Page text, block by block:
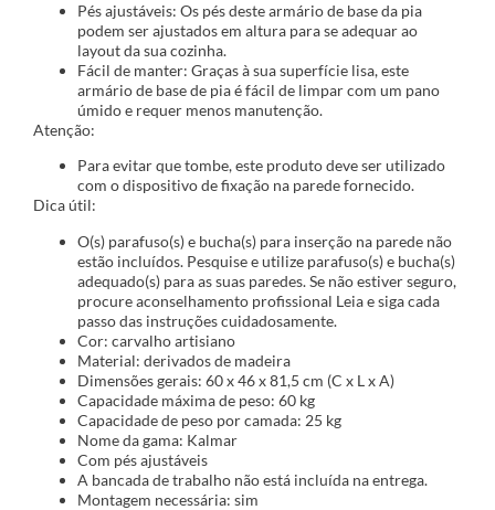
Pés ajustáveis: Os pés deste armário de base da pia
podem ser ajustados em altura para se adequar ao
layout da sua cozinha.
Fácil de manter: Graças à sua superfície lisa, este
armário de base de pia é fácil de limpar com um pano
úmido e requer menos manutenção.
Atenção:
Para evitar que tombe, este produto deve ser utilizado
com o dispositivo de fixação na parede fornecido.
Dica útil:
O(s) parafuso(s) e bucha(s) para inserção na parede não
estão incluídos. Pesquise e utilize parafuso(s) e bucha(s)
adequado(s) para as suas paredes. Se não estiver seguro,
procure aconselhamento profissional Leia e siga cada
passo das instruções cuidadosamente.
Cor: carvalho artisiano
Material: derivados de madeira
Dimensões gerais: 60 x 46 x 81,5 cm (C x L x A)
Capacidade máxima de peso: 60 kg
Capacidade de peso por camada: 25 kg
Nome da gama: Kalmar
Com pés ajustáveis
A bancada de trabalho não está incluída na entrega.
Montagem necessária: sim